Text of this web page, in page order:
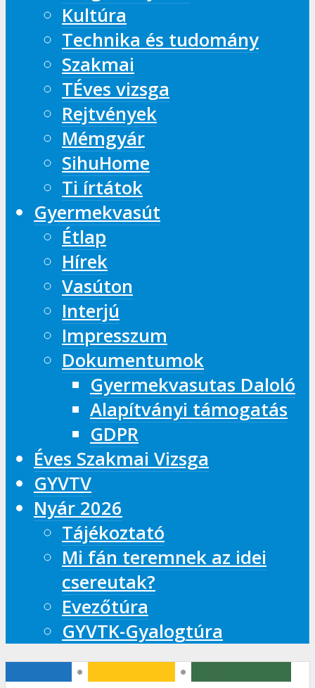
Kultúra
Technika és tudomány
Szakmai
TÉves vizsga
Rejtvények
Mémgyár
SihuHome
Ti írtátok
Gyermekvasút
Étlap
Hírek
Vasúton
Interjú
Impresszum
Dokumentumok
Gyermekvasutas Daloló
Alapítványi támogatás
GDPR
Éves Szakmai Vizsga
GYVTV
Nyár 2026
Tájékoztató
Mi fán teremnek az idei
csereutak?
Evezőtúra
GYVTK-Gyalogtúra
• •